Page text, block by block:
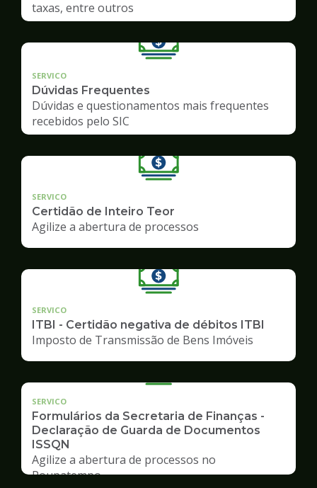
taxas, entre outros
SERVICO
Dúvidas Frequentes
Dúvidas e questionamentos mais frequentes
recebidos pelo SIC
SERVICO
Certidão de Inteiro Teor
Agilize a abertura de processos
SERVICO
ITBI - Certidão negativa de débitos ITBI
Imposto de Transmissão de Bens Imóveis
SERVICO
Formulários da Secretaria de Finanças -
Declaração de Guarda de Documentos
ISSQN
Agilize a abertura de processos no
Poupatempo